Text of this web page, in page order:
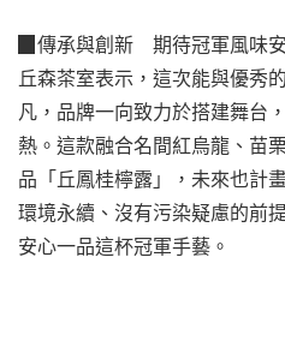
▉傳承與創新 期待冠軍風味
丘森茶室表示，這次能與優秀
凡，品牌一向致力於搭建舞台
熱。這款融合名間紅烏龍、苗
品「丘鳳桂檸露」，未來也計
環境永續、沒有污染疑慮的前
安心一品這杯冠軍手藝。